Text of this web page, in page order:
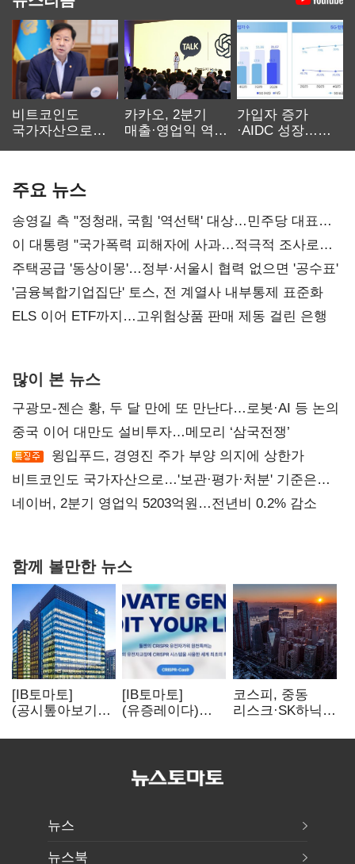
비트코인도
국가자산으로…'
카카오, 2분기
매출·영업익 역대
가입자 증가
·AIDC 성장…
주요 뉴스
송영길 측 "정청래, 국힘 '역선택' 대상…민주당 대표로
총선 지휘 못해"
이 대통령 "국가폭력 피해자에 사과…적극적 조사로
진실 밝혀야"
주택공급 '동상이몽'…정부·서울시 협력 없으면 '공수표'
'금융복합기업집단' 토스, 전 계열사 내부통제 표준화
ELS 이어 ETF까지…고위험상품 판매 제동 걸린 은행
많이 본 뉴스
구광모-젠슨 황, 두 달 만에 또 만난다…로봇·AI 등 논의
중국 이어 대만도 설비투자…메모리 ‘삼국전쟁’
윙입푸드, 경영진 주가 부양 의지에 상한가
비트코인도 국가자산으로…'보관·평가·처분' 기준은
숙제
네이버, 2분기 영업익 5203억원…전년비 0.2% 감소
함께 볼만한 뉴스
[IB토마토]
(공시톺아보기)
바로 매출로
[IB토마토]
(유증레이다)
3분의 1 토막…
비용부터 챙긴다
코스피, 중동
리스크·SK하닉
뒷걸음
뉴스
뉴스북